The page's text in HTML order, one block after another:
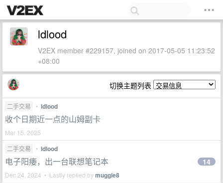
ldlood
V2EX member #229157, joined on 2017-05-05 11:23:52
+08:00
切换主题列表
二手交易 • ldlood
收个日期近一点的山姆副卡
Mar 15, 2025
二手交易
• ldlood
电子阳痿，出一台联想笔记本
Dec 24, 2024 • Lastly replied bymuggle8
14